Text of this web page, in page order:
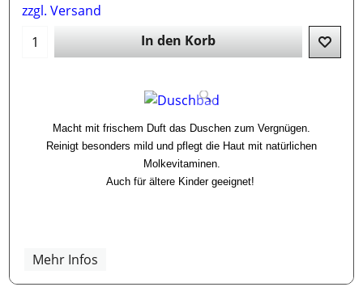
zzgl. Versand
In den Korb
Macht mit frischem Duft das Duschen zum Vergnügen.
Reinigt besonders mild und pflegt die Haut mit natürlichen
Molkevitaminen.
Auch für ältere Kinder geeignet!
Mehr Infos